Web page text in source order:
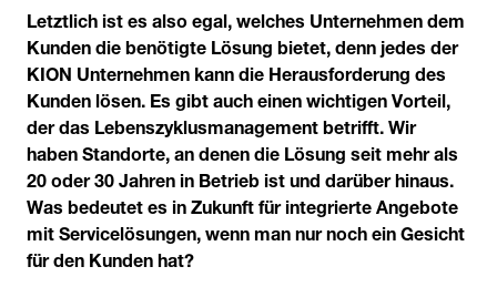
Letztlich ist es also egal, welches Unternehmen dem
Kunden die benötigte Lösung bietet, denn jedes der
KION Unternehmen kann die Herausforderung des
Kunden lösen. Es gibt auch einen wichtigen Vorteil,
der das Lebenszyklusmanagement betrifft. Wir
haben Standorte, an denen die Lösung seit mehr als
20 oder 30 Jahren in Betrieb ist und darüber hinaus.
Was bedeutet es in Zukunft für integrierte Angebote
mit Servicelösungen, wenn man nur noch ein Gesicht
für den Kunden hat?